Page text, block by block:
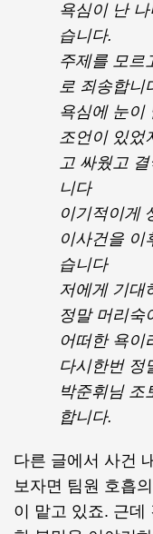
욕심이 난
습니다.
주제를 모르
로 죄송합니
욕심에 눈이
조언이 있었
고 싸웠고
니다
이기적이게
이사건을 이
습니다
저에게 기대
정말 머리숙
어떠한 욕이
다시한번 정
박준휘님 조
합니다.
다른 글에서 사건
보자면 팀원 호흡
이 맡고 있죠. 근데